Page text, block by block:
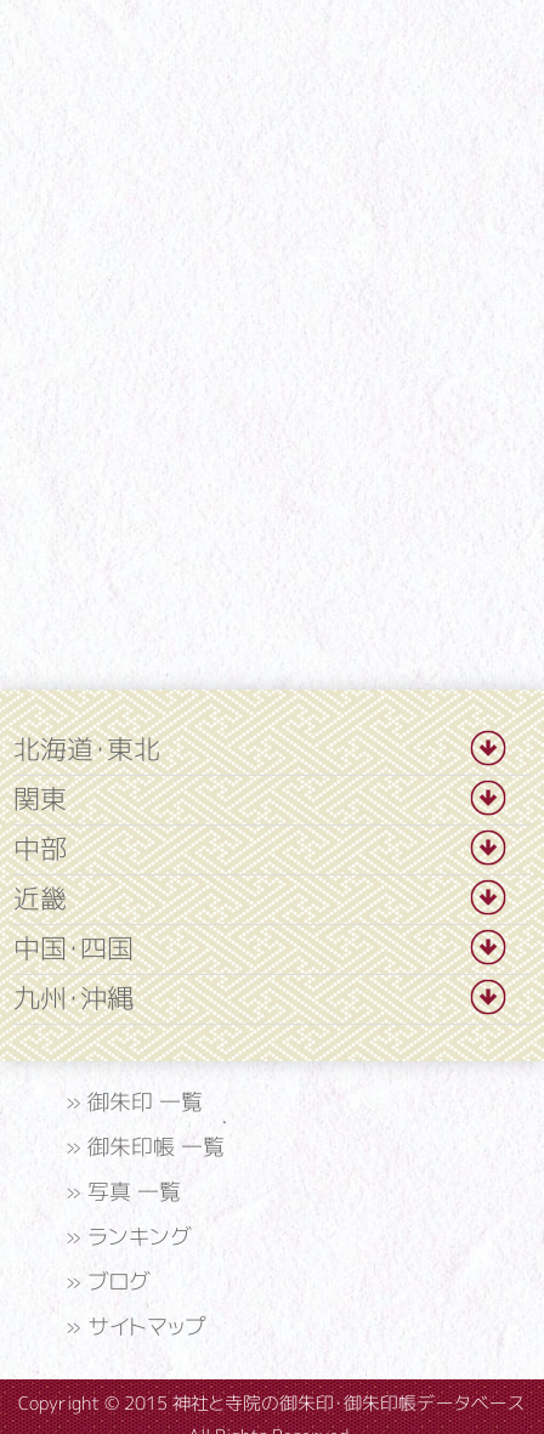
北海道・東北
関東
中部
近畿
中国・四国
九州・沖縄
» 御朱印 一覧
» 御朱印帳 一覧
» 写真 一覧
» ランキング
» ブログ
» サイトマップ
Copyright © 2015 神社と寺院の御朱印・御朱印帳データベース